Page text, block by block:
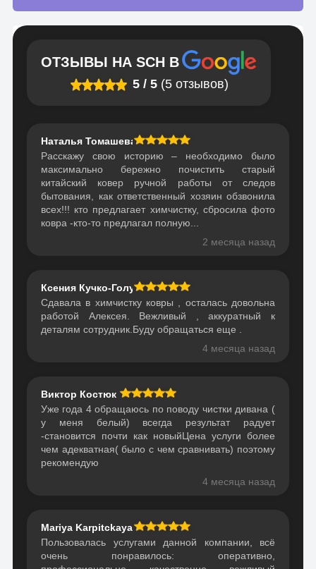
ОТЗЫВЫ НА SCH В
5/ 5 (5 отзывов)
Наталья Томашева
Расскажу свою историю – необходимо было
максимально бережно почистить старый
китайский ковер ручной работы от следов
бытования, как ответственный хозяин обзвонила
всех!!! кто предлагает химчистку, сбросила фото
ковра -кто-то предлагал полную...
2 месяца назад
Ксения Кучко-Голубович
Сдавала в химчистку ковры , осталась довольна
работой Алексея. Вежливый , аккуратный к
деталям сотрудник.Буду обращаться еще .
4 месяца назад
Виктор Костюк
Уже года 4 обращаюсь по поводу чистки дивана (
у меня белый) всегда результат радует
-становится почти как новыйЦена услуги более
чем адекватная( было с чем сравнивать) поэтому
рекомендую
4 месяца назад
Mariya Karpitckaya
Пользовалась услугами данной компании, всё
очень понравилось: оперативно,